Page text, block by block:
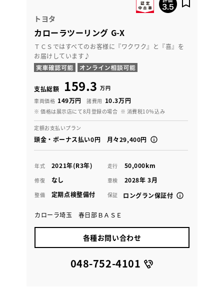
トヨタ
カローラツーリング G-X
ＴＣＳではすべてのお客様に『ワクワク』と『喜』を
お届けしています♪
支払総額 159.3 万円
車両価格 149万円 諸費用 10.3万円
※ 価格は展示店にて8月登録の場合 ※ 消費税10％込み
定額お支払いプラン
頭金・ボーナス払い0円 月々29,400円
年式 2021年(R3年) 走行 50,000km
修復 なし 車検 2028年 3月
整備 定期点検整備付 保証 ロングラン保証付
カローラ埼玉 春日部ＢＡＳＥ
各種お問い合わせ
048-752-4101